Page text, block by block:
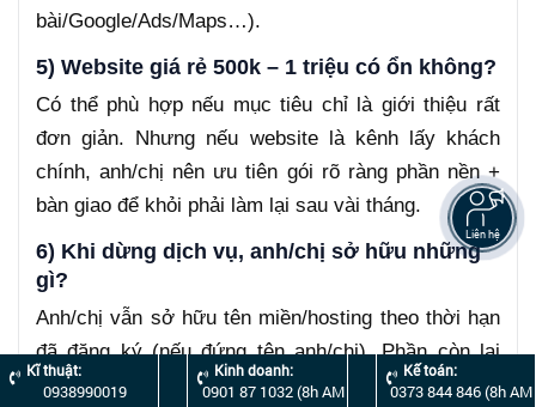
bài/Google/Ads/Maps…).
5) Website giá rẻ 500k – 1 triệu có ổn không?
Có thể phù hợp nếu mục tiêu chỉ là giới thiệu rất
đơn giản. Nhưng nếu website là kênh lấy khách
chính, anh/chị nên ưu tiên gói rõ ràng phần nền +
bàn giao để khỏi phải làm lại sau vài tháng.
6) Khi dừng dịch vụ, anh/chị sở hữu những
gì?
Anh/chị vẫn sở hữu tên miền/hosting theo thời hạn
đã đăng ký (nếu đứng tên anh/chị). Phần còn lại
phụ thuộc điều khoản bàn giao đã chốt. Vì vậy, hãy
Kĩ thuật:
0938990019
Kinh doanh:
0901 87 1032 (8h AM
Kế toán:
0373 844 846 (8h AM
Liên hệ